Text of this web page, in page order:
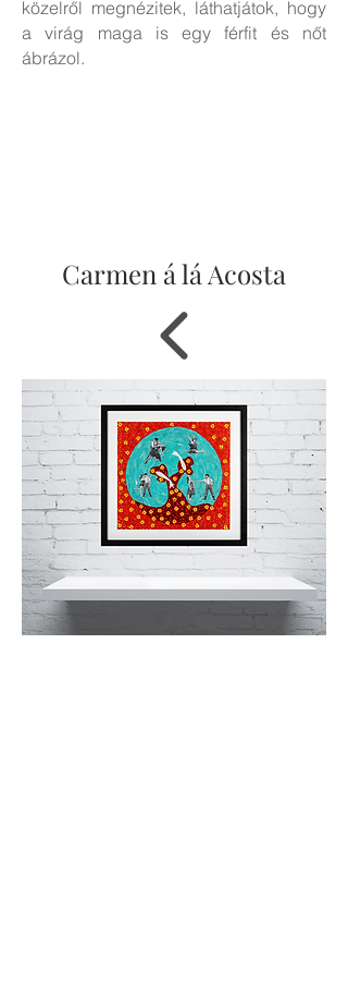
közelről megnézitek, láthatjátok, hogy
a virág maga is egy férfit és nőt
ábrázol.
Carmen á lá Acosta